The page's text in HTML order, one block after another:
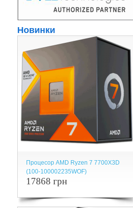
Новинки
Процесор AMD Ryzen 7 7700X3D
(100-100002235WOF)
17868 грн